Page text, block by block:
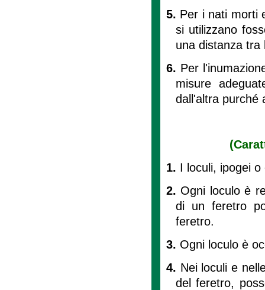
5. Per i nati morti
si utilizzano
una distanza tra
6. Per
misure
dall'altra purché
1. I loculi, ipogei
2. Ogni loculo è
di un feretro
feretro.
3. Ogni loculo è
4. Nei loculi e
del feretro,